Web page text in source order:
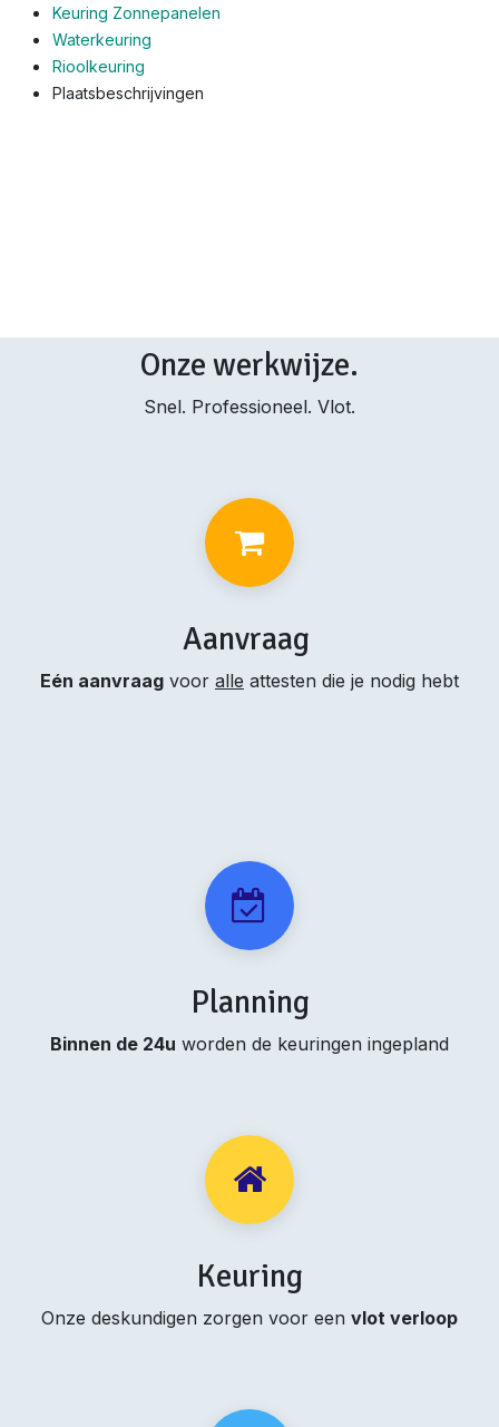
Keuring Zonnepanelen
Waterkeuring
Rioolkeuring
Plaatsbeschrijvingen
Onze werkwijze.
Snel. Professioneel. Vlot.
Aanvraag
Eén aanvraag voor alle attesten die je nodig hebt
Planning
Binnen de 24u worden de keuringen ingepland
Keuring
Onze deskundigen zorgen voor een vlot verloop